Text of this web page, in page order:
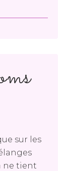
sur les
ne tient